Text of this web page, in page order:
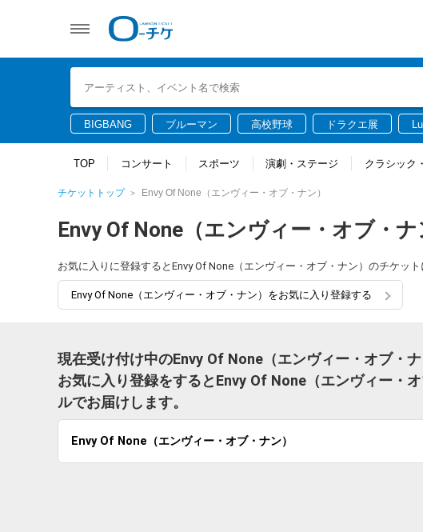
BIGBANG ブルーマン 高校野球 ドラクエ展
TOP コンサート スポーツ 演劇・ステージ クラシック
チケットトップ Envy Of None（エンヴィー・オブ・ナン）
Envy Of None（エンヴィー・オブ・ナ
お気に入りに登録するとEnvy Of None（エンヴィー・オブ・ナン）のチケッ
Envy Of None（エンヴィー・オブ・ナン）をお気に入り登録する
現在受け付け中のEnvy Of None（エンヴィー・オブ・
お気に入り登録をするとEnvy Of None（エンヴィー・
ルでお届けします。
Envy Of None（エンヴィー・オブ・ナン）